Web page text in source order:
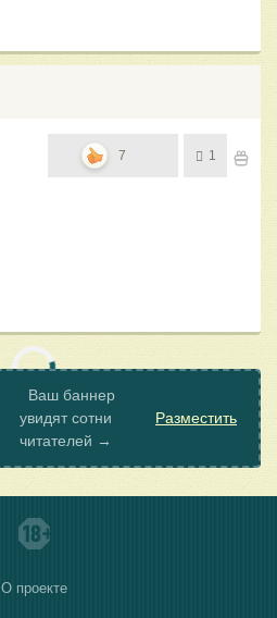
7 1
Ваш баннер
увидят сотни
читателей →
Разместить
О проекте